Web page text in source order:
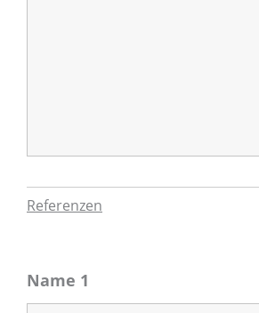
Referenzen
Name 1